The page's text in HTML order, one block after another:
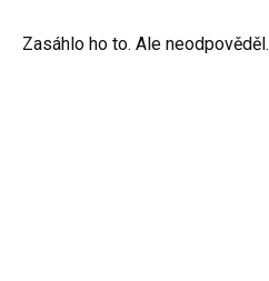
Zasáhlo ho to. Ale neodpověděl.